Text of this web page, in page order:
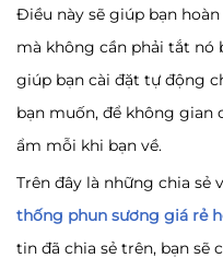
Điều này sẽ giúp bạn
mà không cần phải tắt nó
giúp bạn cài đặt tự động
bạn muốn, để không gian
ẩm mỗi khi bạn về.
Trên đây là những chia sẻ
thống phun sương giá rẻ
tin đã chia sẻ trên, bạn